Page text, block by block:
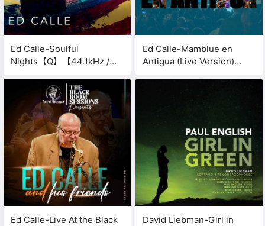
Ed Calle-Soulful
Nights【Q】【44.1kHz /
Ed Calle-Mamblue en
Antigua (Live Version)
Ed Calle-Live At the Black
David Liebman-Girl in